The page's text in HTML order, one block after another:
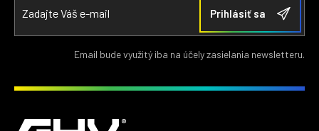
Email bude využitý iba na účely zasielania newsletteru.